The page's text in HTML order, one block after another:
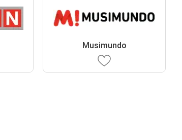
Musimundo